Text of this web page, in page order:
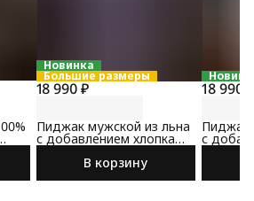
Новинка
Большие размеры
18 990 ₽
Пиджак мужской из льна
с добавлением хлопка
сине-коричневого цвета
В корзину
18 990 ₽
Пиджак
с